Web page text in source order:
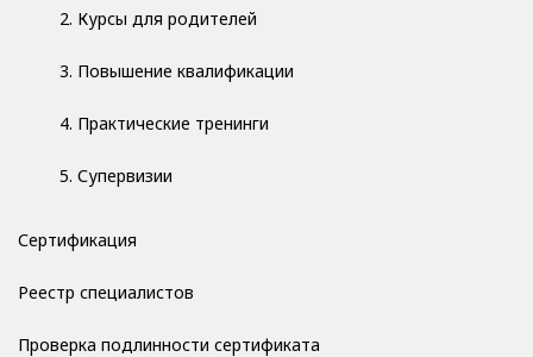
2. Курсы для родителей
3. Повышение квалификации
4. Практические тренинги
5. Супервизии
Сертификация
Реестр специалистов
Проверка подлинности сертификата